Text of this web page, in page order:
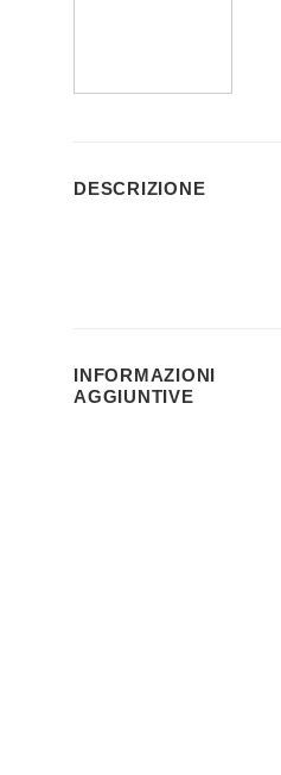
DESCRIZIONE
INFORMAZIONI
AGGIUNTIVE